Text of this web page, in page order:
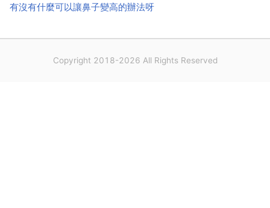
有沒有什麼可以讓鼻子變高的辦法呀
Copyright 2018-2026 All Rights Reserved